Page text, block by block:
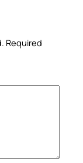
Required